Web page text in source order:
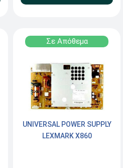
Σε Απόθεμα
UNIVERSAL POWER SUPPLY
LEXMARK X860